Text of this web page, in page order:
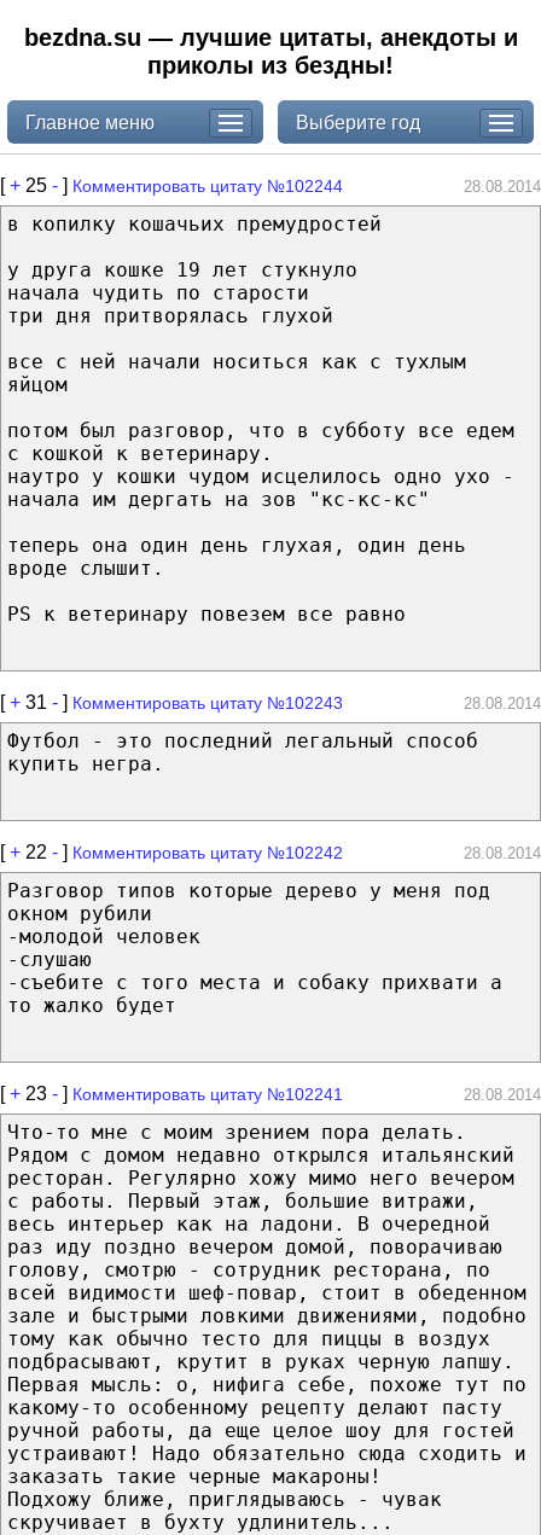
bezdna.su — лучшие цитаты, анекдоты и
приколы из бездны!
Главное меню Выберите год
[+ 25 - ] Комментировать цитату №102244 28.08.2014
в копилку кошачьих премудростей
у друга кошке 19 лет стукнуло
начала чудить по старости
три дня притворялась глухой
все с ней начали носиться как с тухлым
яйцом
потом был разговор, что в субботу все едем
с кошкой к ветеринару.
наутро у кошки чудом исцелилось одно ухо -
начала им дергать на зов "кс-кс-кс"
теперь она один день глухая, один день
вроде слышит.
PS к ветеринару повезем все равно
[+ 31 - ] Комментировать цитату №102243 28.08.2014
Футбол - это последний легальный способ
купить негра.
[+ 22 - ] Комментировать цитату №102242 28.08.2014
Разговор типов которые дерево у меня под
окном рубили
-молодой человек
-слушаю
-съебите с того места и собаку прихвати а
то жалко будет
[+ 23 - ] Комментировать цитату №102241 28.08.2014
Что-то мне с моим зрением пора делать.
Рядом с домом недавно открылся итальянский
ресторан. Регулярно хожу мимо него вечером
с работы. Первый этаж, большие витражи,
весь интерьер как на ладони. В очередной
раз иду поздно вечером домой, поворачиваю
голову, смотрю - сотрудник ресторана, по
всей видимости шеф-повар, стоит в обеденном
зале и быстрыми ловкими движениями, подобно
тому как обычно тесто для пиццы в воздух
подбрасывают, крутит в руках черную лапшу.
Первая мысль: о, нифига себе, похоже тут по
какому-то особенному рецепту делают пасту
ручной работы, да еще целое шоу для гостей
устраивают! Надо обязательно сюда сходить и
заказать такие черные макароны!
Подхожу ближе, приглядываюсь - чувак
скручивает в бухту удлинитель...